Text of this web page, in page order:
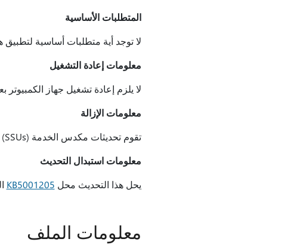
المتطلبات الأساسية
لا توجد أية متطلبات أساسية لتطبيق
معلومات إعادة التشغيل
لا يلزم إعادة تشغيل جهاز الكمبيوتر
معلومات الإزالة
تقوم تحديثات مكدس الخدمة (SSUs) بإجراء تغييرات على كيفية تثبيت التحديثات ولا يمكن إلغاء تثبيتها من الجهاز.
معلومات استبدال التحديث
يحل هذا التحديث محل KB5001205
معلومات الملف